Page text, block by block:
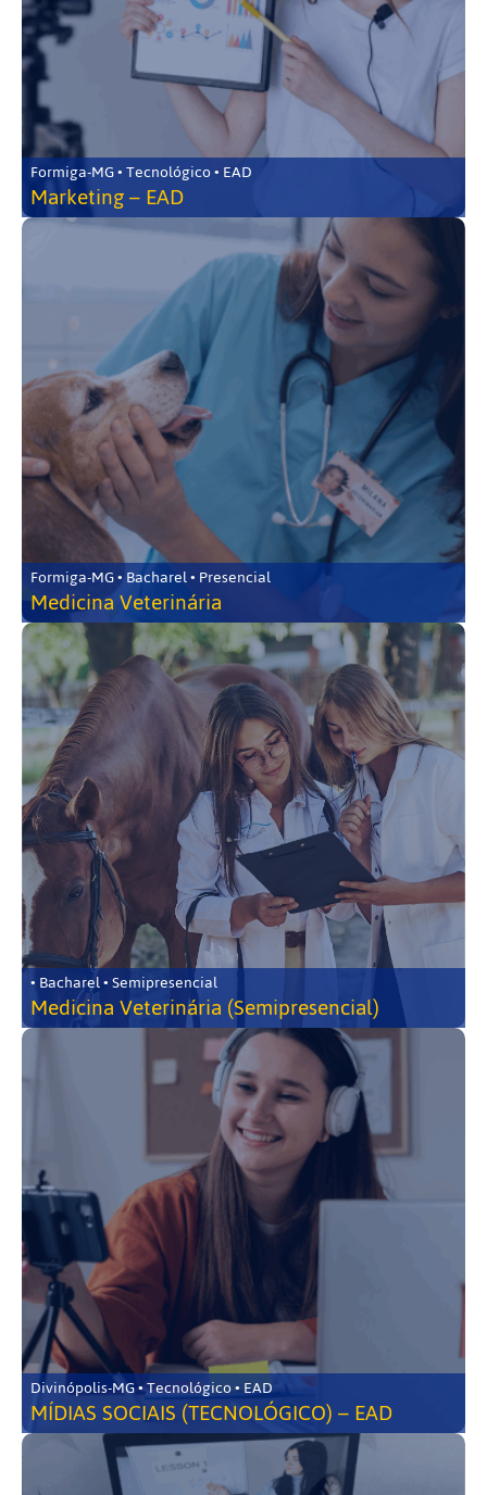
Formiga-MG • Tecnológico • EAD
Marketing – EAD
Formiga-MG • Bacharel • Presencial
Medicina Veterinária
• Bacharel • Semipresencial
Medicina Veterinária (Semipresencial)
Divinópolis-MG • Tecnológico • EAD
MÍDIAS SOCIAIS (TECNOLÓGICO) – EAD